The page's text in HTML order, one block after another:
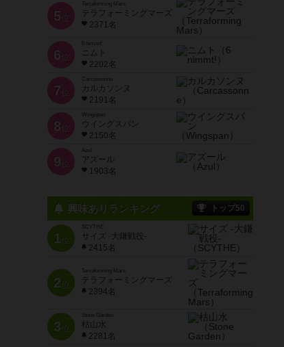
5 位
Terraforming Mars
テラフォーミングマーズ
2371名
6 位
ニムト
2202名
7 位
Carcassonne
カルカソンヌ
2191名
8 位
Wingspan
ウイングスパン
2150名
9 位
Azul
アズール
1903名
興味ありランキング トップ50
1位
SCYTHE
サイズ -大鎌戦役-
2415名
2位
Terraforming Mars
テラフォーミングマーズ
2394名
3位
Stone Garden
枯山水
2281名